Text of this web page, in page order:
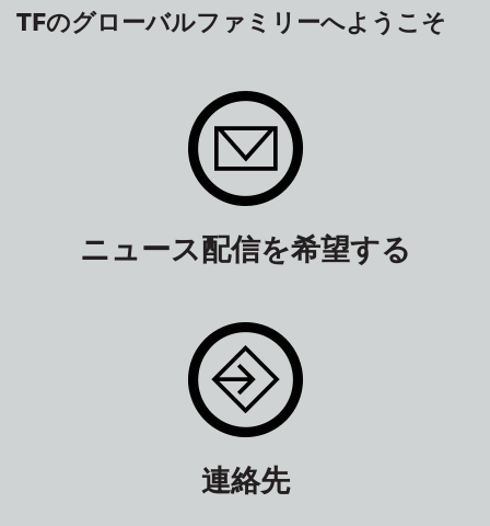
TFのグローバルファミリーへようこそ
ニュース配信を希望する
連絡先